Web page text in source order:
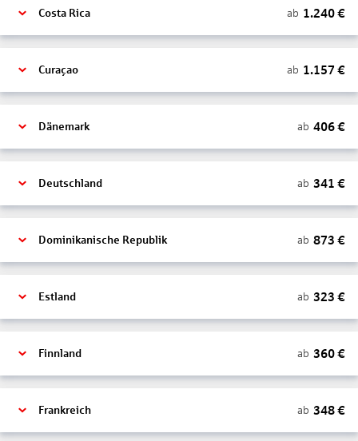
Costa Rica ab 1.240€
Curaçao ab 1.157 €
Dänemark ab 406€
Deutschland ab 341 €
Dominikanische Republik ab 873 €
Estland ab 323 €
Finnland ab 360€
Frankreich ab 348€